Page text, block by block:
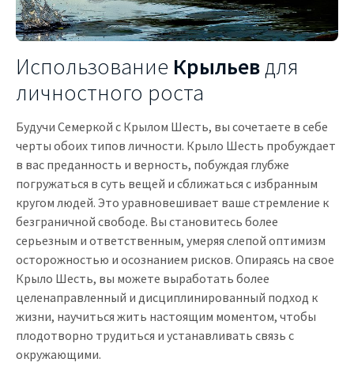
Использование Крыльевдля
личностного роста
Будучи Семеркой с Крылом Шесть, вы сочетаете в себе
черты обоих типов личности. Крыло Шесть пробуждает
в вас преданность и верность, побуждая глубже
погружаться в суть вещей и сближаться с избранным
кругом людей. Это уравновешивает ваше стремление к
безграничной свободе. Вы становитесь более
серьезным и ответственным, умеряя слепой оптимизм
осторожностью и осознанием рисков. Опираясь на свое
Крыло Шесть, вы можете выработать более
целенаправленный и дисциплинированный подход к
жизни, научиться жить настоящим моментом, чтобы
плодотворно трудиться и устанавливать связь с
окружающими.